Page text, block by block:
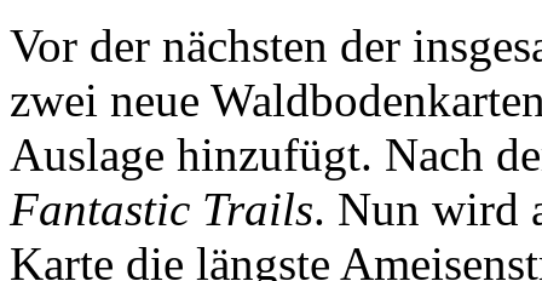
Vor der nächsten der
zwei neue
Auslage hinzufügt. Nach
Fantastic Trails. Nun wird
Karte die längste